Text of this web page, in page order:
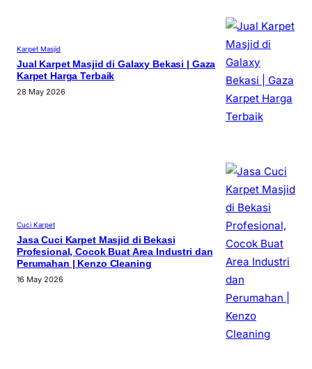
Karpet Masjid
Jual Karpet Masjid di Galaxy Bekasi | Gaza
Karpet Harga Terbaik
28 May 2026
Cuci Karpet
Jasa Cuci Karpet Masjid di Bekasi
Profesional, Cocok Buat Area Industri dan
Perumahan | Kenzo Cleaning
16 May 2026